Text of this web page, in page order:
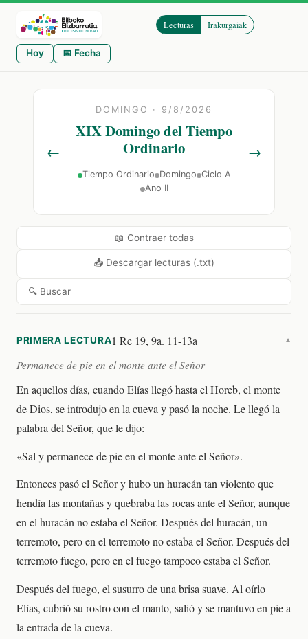
Lecturas Irakurgaiak
Hoy 📅 Fecha
← →
DOMINGO · 9/8/2026
XIX Domingo del Tiempo
Ordinario
Tiempo Ordinario Domingo Ciclo A
Ano II
📖 Contraer todas
📥 Descargar lecturas (.txt)
🔍 Buscar
PRIMERA LECTURA1 Re 19, 9a. 11-13a ▼
Permanece de pie en el monte ante el Señor
En aquellos días, cuando Elías llegó hasta el Horeb, el monte
de Dios, se introdujo en la cueva y pasó la noche. Le llegó la
palabra del Señor, que le dijo:
«Sal y permanece de pie en el monte ante el Señor».
Entonces pasó el Señor y hubo un huracán tan violento que
hendía las montañas y quebraba las rocas ante el Señor, aunque
en el huracán no estaba el Señor. Después del huracán, un
terremoto, pero en el terremoto no estaba el Señor. Después del
terremoto fuego, pero en el fuego tampoco estaba el Señor.
Después del fuego, el susurro de una brisa suave. Al oírlo
Elías, cubrió su rostro con el manto, salió y se mantuvo en pie a
la entrada de la cueva.